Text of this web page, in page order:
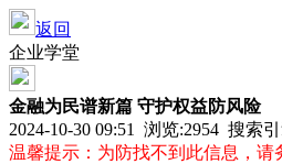
返回
企业学堂
金融为民谱新篇 守护权益防风险
2024-10-30 09:51 浏览:2954 搜索
温馨提示：为防找不到此信息，请